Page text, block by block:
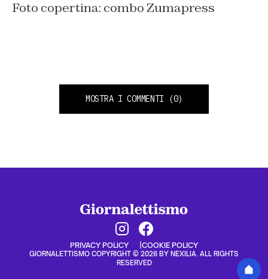
Foto copertina: combo Zumapress
MOSTRA I COMMENTI (0)
PRIVACY POLICY COOKIE POLICY
GIORNALETTISMO COPYRIGHT © 2026 BY NEXILIA. ALL RIGHTS
RESERVED